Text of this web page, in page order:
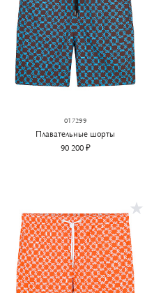
017299
Плавательные шорты
90 200 ₽